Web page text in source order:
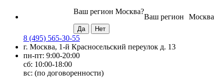
Москва
Ваш регион
Ваш регион Москва?
8 (495) 565-30-55
г. Москва, 1-й Красносельский переулок д. 13
пн-пт: 9:00-20:00
сб: 10:00-18:00
вс: (по договоренности)